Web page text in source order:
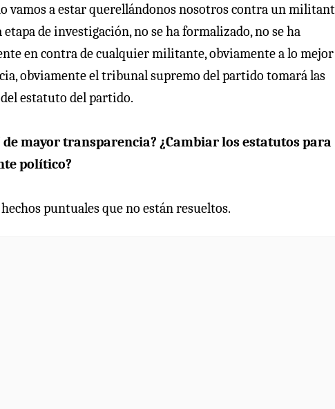
vamos a estar querellándonos nosotros contra un
de investigación, no se ha formalizado, no se ha
en contra de cualquier militante, obviamente a lo mejor
obviamente el tribunal supremo del partido tomará las
estatuto del partido.
de mayor transparencia? ¿Cambiar los estatutos para
político?
puntuales que no están resueltos.